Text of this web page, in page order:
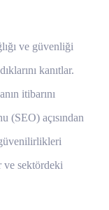
ve güvenliği
kanıtlar.
itibarını
(SEO) açısından
ve sektördeki